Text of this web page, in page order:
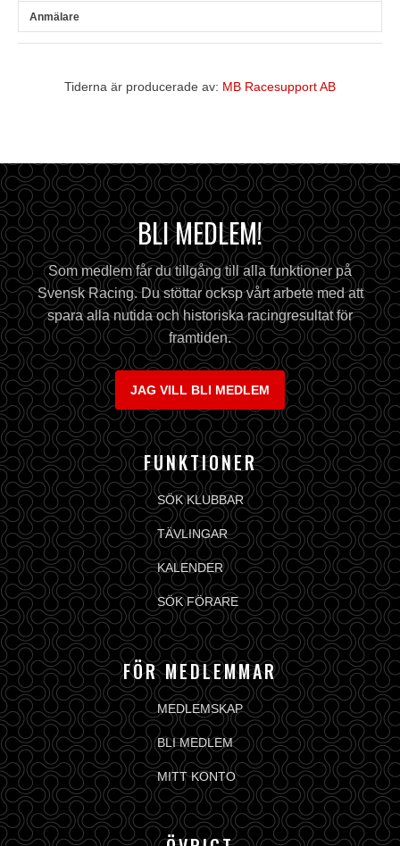
Tiderna är producerade av: MB Racesupport AB
BLI MEDLEM!
Som medlem får du tillgång till alla funktioner på
Svensk Racing. Du stöttar ocksp vårt arbete med att
spara alla nutida och historiska racingresultat för
framtiden.
JAG VILL BLI MEDLEM
FUNKTIONER
SÖK KLUBBAR
TÄVLINGAR
KALENDER
SÖK FÖRARE
FÖR MEDLEMMAR
MEDLEMSKAP
BLI MEDLEM
MITT KONTO